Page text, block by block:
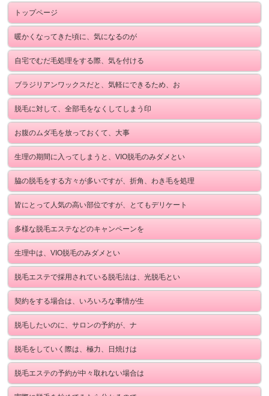
トップページ
暖かくなってきた頃に、気になるのが
自宅でむだ毛処理をする際、気を付ける
ブラジリアンワックスだと、気軽にできるため、お
脱毛に対して、全部毛をなくしてしまう印
お腹のムダ毛を放っておくて、大事
生理の期間に入ってしまうと、VIO脱毛のみダメとい
脇の脱毛をする方々が多いですが、折角、わき毛を処理
皆にとって人気の高い部位ですが、とてもデリケート
多様な脱毛エステなどのキャンペーンを
生理中は、VIO脱毛のみダメとい
脱毛エステで採用されている脱毛法は、光脱毛とい
契約をする場合は、いろいろな事情が生
脱毛したいのに、サロンの予約が、ナ
脱毛をしていく際は、極力、日焼けは
脱毛エステの予約が中々取れない場合は